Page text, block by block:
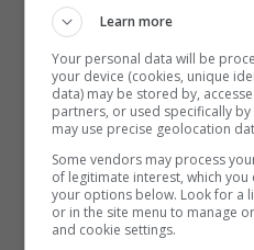
Planetwin365: 2050€
Iscrivendoti a
in Bonus Scommesse +
Mostra
Learn more
Your personal data will be
your device (cookies, unique
data) may be stored by,
partners, or used specifically
may use precise geolocation
Some vendors may process
of legitimate interest, which
your options below. Look for a
or in the site menu to manage
and cookie settings.